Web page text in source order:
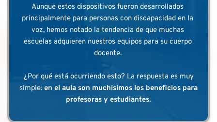
Aunque estos dispositivos fueron desarrollados
principalmente para personas con discapacidad en la
voz, hemos notado la tendencia de que muchas
escuelas adquieren nuestros equipos para su cuerpo
docente.
simple: en el aula son muchísimos los beneficios para
profesoras y estudiantes.